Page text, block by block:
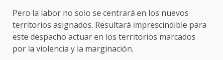
Pero la labor no solo se centrará en los nuevos
territorios asignados. Resultará imprescindible para
este despacho actuar en los territorios marcados
por la violencia y la marginación.